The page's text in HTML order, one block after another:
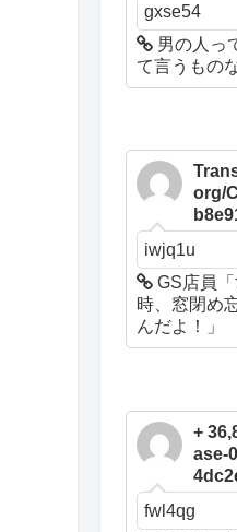
gxse54
男の人っ
て言うもの
org/
iwjq1u
GS店員
時、窓閉め
んだよ！」
+
ase-
fwl4qg